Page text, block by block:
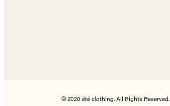
© 2020 été clothing. All Rights Reserved.